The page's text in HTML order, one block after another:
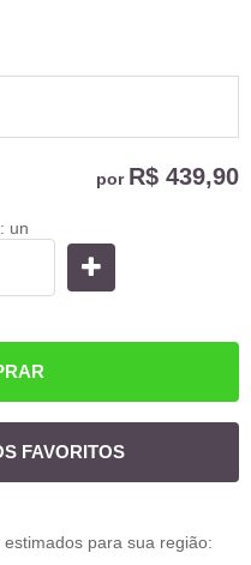
por R$ 439,90
un
FAVORITOS
para sua região: